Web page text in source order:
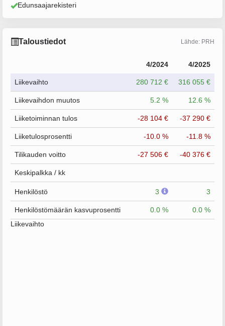
Edunsaajarekisteri
Taloustiedot Lähde: PRH
4/2024 4/2025
Liikevaihto 280 712 € 316 055 €
Liikevaihdon muutos 5.2 % 12.6 %
Liiketoiminnan tulos -28 104 € -37 290 €
Liiketulosprosentti -10.0 % -11.8 %
Tilikauden voitto -27 506 € -40 376 €
Keskipalkka / kk
Henkilöstö 3 3
Henkilöstömäärän kasvuprosentti 0.0 %
0.0 %
Liikevaihto